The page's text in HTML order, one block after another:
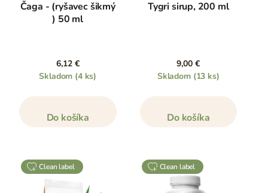
Čaga - (ryšavec šikmý
) 50 ml
6,12 €
Skladom (4 ks)
Do košíka
Tygri sirup, 200 ml
9,00 €
Skladom (13 ks)
Do košíka
clean label clean label